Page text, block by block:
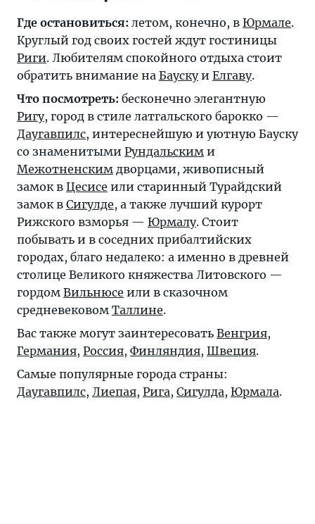
Где остановиться: летом, конечно, в Юрмале.
Круглый год своих гостей ждут гостиницы
Риги. Любителям спокойного отдыха стоит
обратить внимание на Баускуи Елгаву.
Что посмотреть: бесконечно элегантную
Ригу, город в стиле латгальского барокко —
Даугавпилс, интереснейшую и уютную Бауску
со знаменитыми Рундальским и
Межотненским дворцами, живописный
замок в Цесисе или старинный Турайдский
замок в Сигулде, а также лучший курорт
Рижского взморья — Юрмалу. Стоит
побывать и в соседних прибалтийских
городах, благо недалеко: а именно в древней
столице Великого княжества Литовского —
гордом Вильнюсе или в сказочном
средневековом Таллине.
Вас также могут заинтересовать Венгрия,
Германия, Россия, Финляндия, Швеция.
Самые популярные города страны:
Даугавпилс, Лиепая, Рига, Сигулда, Юрмала.